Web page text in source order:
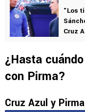
“Los
Cruz
¿Hasta
con Pirma?
Cruz Azul y